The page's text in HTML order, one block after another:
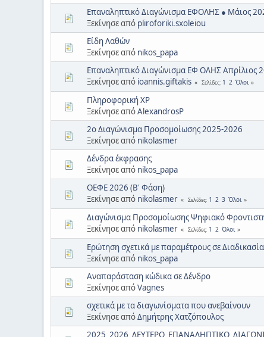
Επαναληπτικό Διαγώνισμα ΕΦΟΛΗΣ ● Μάιος
Ξεκίνησε από pliroforiki.sxoleiou
Είδη Λαθών
Ξεκίνησε από nikos_papa
Επαναληπτικό Διαγώνισμα ΕΦ ΟΛΗΣ Απρίλιος
Ξεκίνησε από ioannis.giftakis Σελίδες 1 2 Όλοι
Πληροφορική XP
Ξεκίνησε απόAlexandrosP
2ο Διαγώνισμα Προσομοίωσης 2025-2026
Ξεκίνησε από nikolasmer
Δένδρα έκφρασης
Ξεκίνησε από nikos_papa
ΟΕΦΕ 2026 (Β' Φάση)
Ξεκίνησε από nikolasmer Σελίδες 1 2 3 Όλοι
Διαγώνισμα Προσομοίωσης Ψηφιακό
Ξεκίνησε από nikolasmer Σελίδες 1 2 Όλοι
Ερώτηση σχετικά με παραμέτρους σε Διαδικασία
Ξεκίνησε από nikos_papa
Αναπαράσταση κώδικα σε Δένδρο
Ξεκίνησε απόVagnes
σχετικά με τα διαγωνίσματα που ανεβαίνουν
Ξεκίνησε απόΔημήτρης Χατζόπουλος